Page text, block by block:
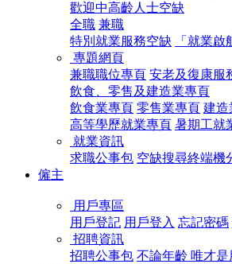
歡迎中高齡人士空缺
全職 兼職
特別就業服務空缺
「就業
專題網頁
兼職職位專頁 安老及復康服
飲食、零售及建造業專頁
飲食業專頁 零售業專頁 建造
高等學歷就業專頁 暑期工就
就業資訊
求職公事包 空缺搜尋終端機
僱主
用戶專區
用戶登記 用戶登入 忘記密碼
招聘資訊
招聘公事包 不論年齡 唯才是